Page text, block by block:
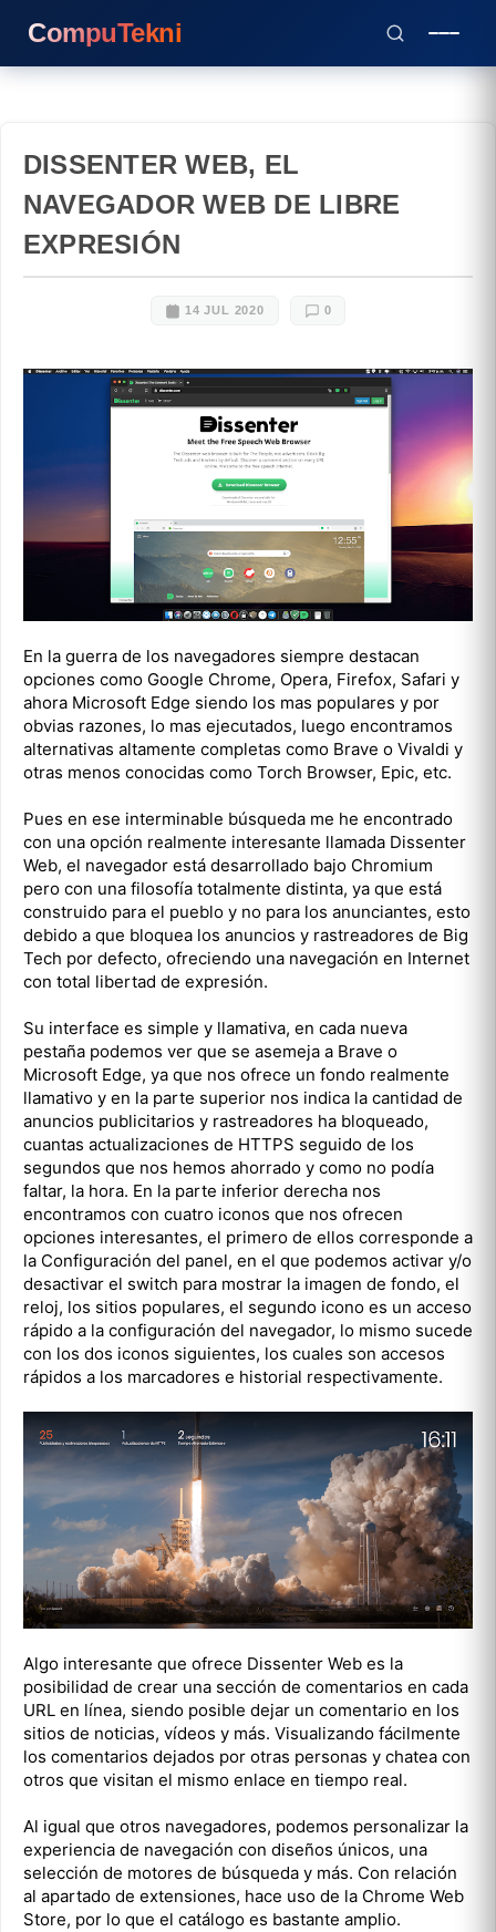
CompuTekni
DISSENTER WEB, EL
NAVEGADOR WEB DE LIBRE
EXPRESIÓN
14 JUL 2020 0
En la guerra de los navegadores siempre destacan
opciones como Google Chrome, Opera, Firefox, Safari y
ahora Microsoft Edge siendo los mas populares y por
obvias razones, lo mas ejecutados, luego encontramos
alternativas altamente completas como Brave o Vivaldi y
otras menos conocidas como Torch Browser, Epic, etc.
Pues en ese interminable búsqueda me he encontrado
con una opción realmente interesante llamada Dissenter
Web, el navegador está desarrollado bajo Chromium
pero con una filosofía totalmente distinta, ya que está
construido para el pueblo y no para los anunciantes, esto
debido a que bloquea los anuncios y rastreadores de Big
Tech por defecto, ofreciendo una navegación en Internet
con total libertad de expresión.
Su interface es simple y llamativa, en cada nueva
pestaña podemos ver que se asemeja a Brave o
Microsoft Edge, ya que nos ofrece un fondo realmente
llamativo y en la parte superior nos indica la cantidad de
anuncios publicitarios y rastreadores ha bloqueado,
cuantas actualizaciones de HTTPS seguido de los
segundos que nos hemos ahorrado y como no podía
faltar, la hora. En la parte inferior derecha nos
encontramos con cuatro iconos que nos ofrecen
opciones interesantes, el primero de ellos corresponde a
la Configuración del panel, en el que podemos activar y/o
desactivar el switch para mostrar la imagen de fondo, el
reloj, los sitios populares, el segundo icono es un acceso
rápido a la configuración del navegador, lo mismo sucede
con los dos iconos siguientes, los cuales son accesos
rápidos a los marcadores e historial respectivamente.
Algo interesante que ofrece Dissenter Web es la
posibilidad de crear una sección de comentarios en cada
URL en línea, siendo posible dejar un comentario en los
sitios de noticias, vídeos y más. Visualizando fácilmente
los comentarios dejados por otras personas y chatea con
otros que visitan el mismo enlace en tiempo real.
Al igual que otros navegadores, podemos personalizar la
experiencia de navegación con diseños únicos, una
selección de motores de búsqueda y más. Con relación
al apartado de extensiones, hace uso de la Chrome Web
Store, por lo que el catálogo es bastante amplio.